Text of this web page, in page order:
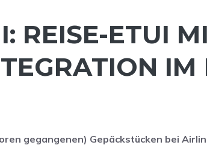
REISE-ETUI
gegangenen) Gepäckstücken bei